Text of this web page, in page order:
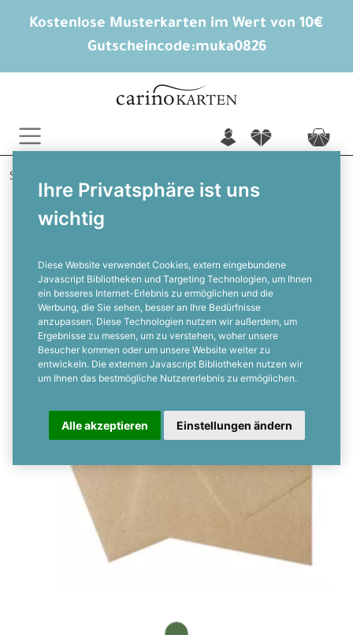
Kostenlose Musterkarten im Wert von 10€
Gutscheincode:muka0826
Ihre Privatsphäre ist uns
wichtig
Diese Website verwendet Cookies, extern eingebundene
Javascript Bibliotheken und Targeting Technologien, um Ihnen
ein besseres Internet-Erlebnis zu ermöglichen und die
Werbung, die Sie sehen, besser an Ihre Bedürfnisse
anzupassen. Diese Technologien nutzen wir außerdem, um
Ergebnisse zu messen, um zu verstehen, woher unsere
Besucher kommen oder um unsere Website weiter zu
entwickeln. Die externen Javascript Bibliotheken nutzen wir
um Ihnen das bestmögliche Nutzererlebnis zu ermöglichen.
Alle akzeptieren Einstellungen ändern
n f c
Startseite
Briefumschläge mit bedrucktem Innenfutter
Josephina und Marvin
Briefumschlagsinlay für die
Kraftpapier